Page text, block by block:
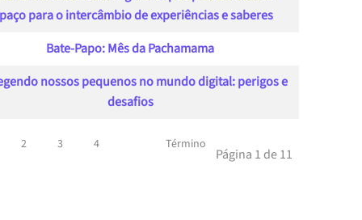
para o intercâmbio de experiências e saberes
Bate-Papo: Mês da Pachamama
nossos pequenos no mundo digital: perigos e
desafios
Página 1 de 11
2 3 4 Término